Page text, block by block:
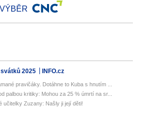
VÝBĚR
2025 INFO.cz
pravičáky. Dotáhne to Kuba s hnutím ...
palbou kritiky: Mohou za 25 % úmrtí na sr...
učitelky Zuzany: Našly ji její děti!